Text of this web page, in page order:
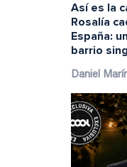
Así es la
Rosalía
España:
barrio
Daniel